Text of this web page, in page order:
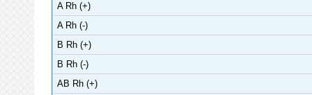
A Rh (+)
A Rh (-)
B Rh (+)
B Rh (-)
AB Rh (+)